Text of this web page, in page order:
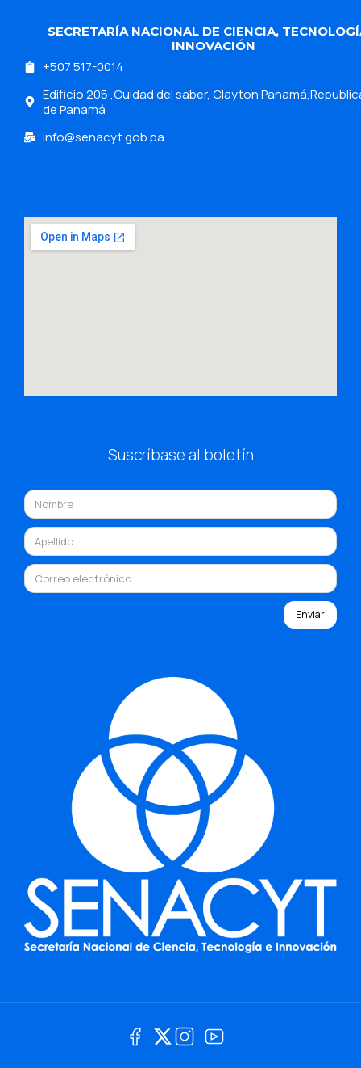
SECRETARÍA NACIONAL DE CIENCIA,
INNOVACIÓN
+507 517-0014
Edificio 205 ,Cuidad del saber, Clayton
de Panamá
info@senacyt.gob.pa
Suscríbase al boletín
Enviar